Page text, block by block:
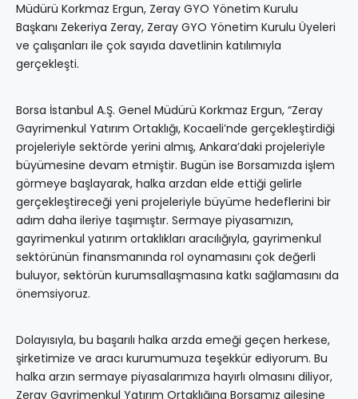
Müdürü Korkmaz Ergun, Zeray GYO Yönetim Kurulu
Başkanı Zekeriya Zeray, Zeray GYO Yönetim Kurulu Üyeleri
ve çalışanları ile çok sayıda davetlinin katılımıyla
gerçekleşti.
Borsa İstanbul A.Ş. Genel Müdürü Korkmaz Ergun, “Zeray
Gayrimenkul Yatırım Ortaklığı, Kocaeli’nde gerçekleştirdiği
projeleriyle sektörde yerini almış, Ankara’daki projeleriyle
büyümesine devam etmiştir. Bugün ise Borsamızda işlem
görmeye başlayarak, halka arzdan elde ettiği gelirle
gerçekleştireceği yeni projeleriyle büyüme hedeflerini bir
adım daha ileriye taşımıştır. Sermaye piyasamızın,
gayrimenkul yatırım ortaklıkları aracılığıyla, gayrimenkul
sektörünün finansmanında rol oynamasını çok değerli
buluyor, sektörün kurumsallaşmasına katkı sağlamasını da
önemsiyoruz.
Dolayısıyla, bu başarılı halka arzda emeği geçen herkese,
şirketimize ve aracı kurumumuza teşekkür ediyorum. Bu
halka arzın sermaye piyasalarımıza hayırlı olmasını diliyor,
Zeray Gayrimenkul Yatırım Ortaklığına Borsamız ailesine